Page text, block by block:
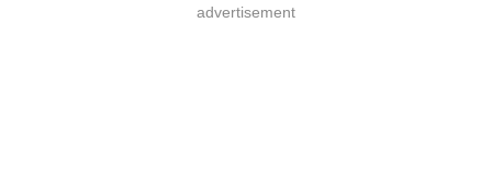
advertisement